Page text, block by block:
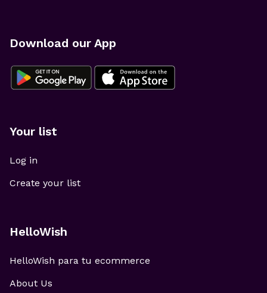
Download our App
Your list
Log in
Create your list
HelloWish
HelloWish para tu ecommerce
About Us